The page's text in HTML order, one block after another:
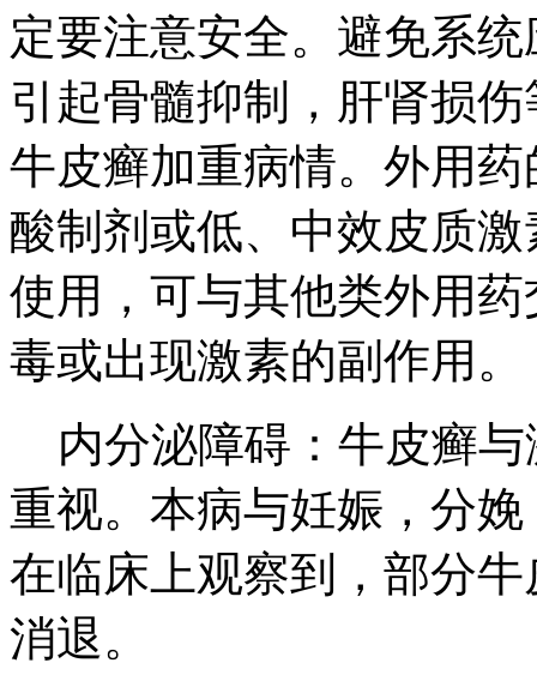
定要注意安全。避免系
引起骨髓抑制，肝肾损
牛皮癣加重病情。外用
酸制剂或低、中效皮质
使用，可与其他类外用
毒或出现激素的副作用。
内分泌障碍：牛皮癣与
重视。本病与妊娠，分
在临床上观察到，部分
消退。